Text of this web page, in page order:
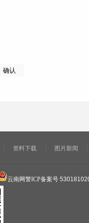
资料下载 图片新闻
云南网警ICP备案号